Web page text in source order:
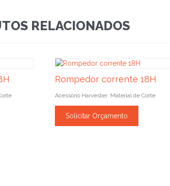
RELACIONADOS
Rompedor corrente 18H
Acessório Harvester, Material de Corte
Solicitar Orçamento